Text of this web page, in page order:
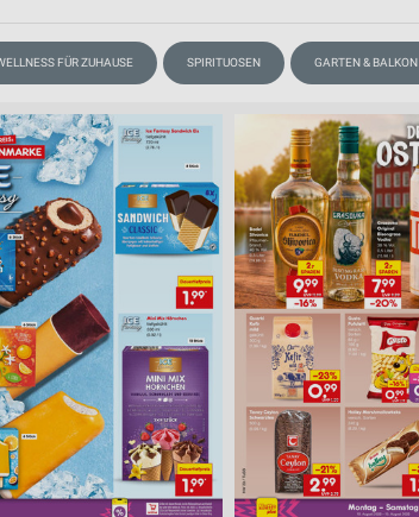
FÜR ZUHAUSE SPIRITUOSEN GARTEN & BALKON